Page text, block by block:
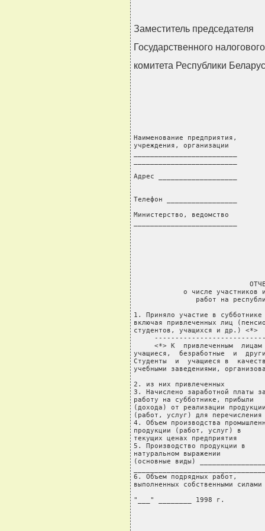
Заместитель председателя
Государственного налогового
комитета Республики
Наименование предприятия,
учреждения, организации
Адрес ___________________
Телефон
Министерство, ведомство
о числе участников
работ на
1. Приняло участие в
включая привлеченных лиц
студентов, учащихся и др.)
<*> К  привлеченным
учащиеся,  безработные  и
Студенты  и  учащиеся в
учебными заведениями,
2. из них привлеченных
3. Начислено заработной платы
работу на субботнике, прибыли
(дохода) от реализации
(работ, услуг) для
4. Объем производства
продукции (работ, услуг) в
текущих ценах
5. Производство продукции в
натуральном выражении
(основные виды)
6. Объем подрядных работ,
выполненных собственными
"___" ________ 1998 г.